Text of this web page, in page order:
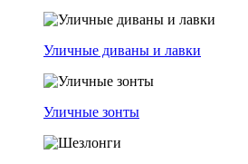
Уличные диваны и лавки
Уличные зонты